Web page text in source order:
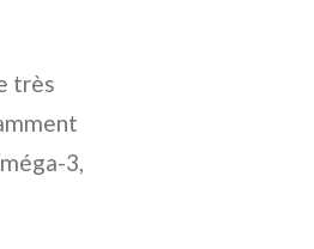
très
3,